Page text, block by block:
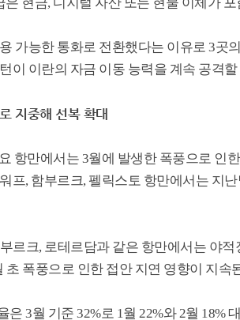
가능한 통화로 전환했다는 이유로 3곳
이 이란의 자금 이동 능력을 계속 공격
지중해 선복 확대
항만에서는 3월에 발생한 폭풍으로 인
프, 함부르크, 펠릭스토 항만에서는 지
르크, 로테르담과 같은 항만에서는 야적
초 폭풍으로 인한 접안 지연 영향이 지속
3월 기준 32%로 1월 22%와 2월 18%